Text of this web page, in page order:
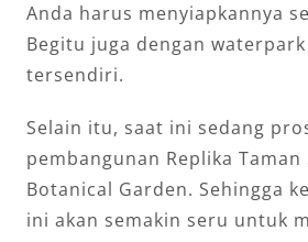
Anda harus menyiapkannya
Begitu juga dengan
tersendiri.
Selain itu, saat ini sedang
pembangunan Replika Taman
Botanical Garden. Sehingga
ini akan semakin seru untuk